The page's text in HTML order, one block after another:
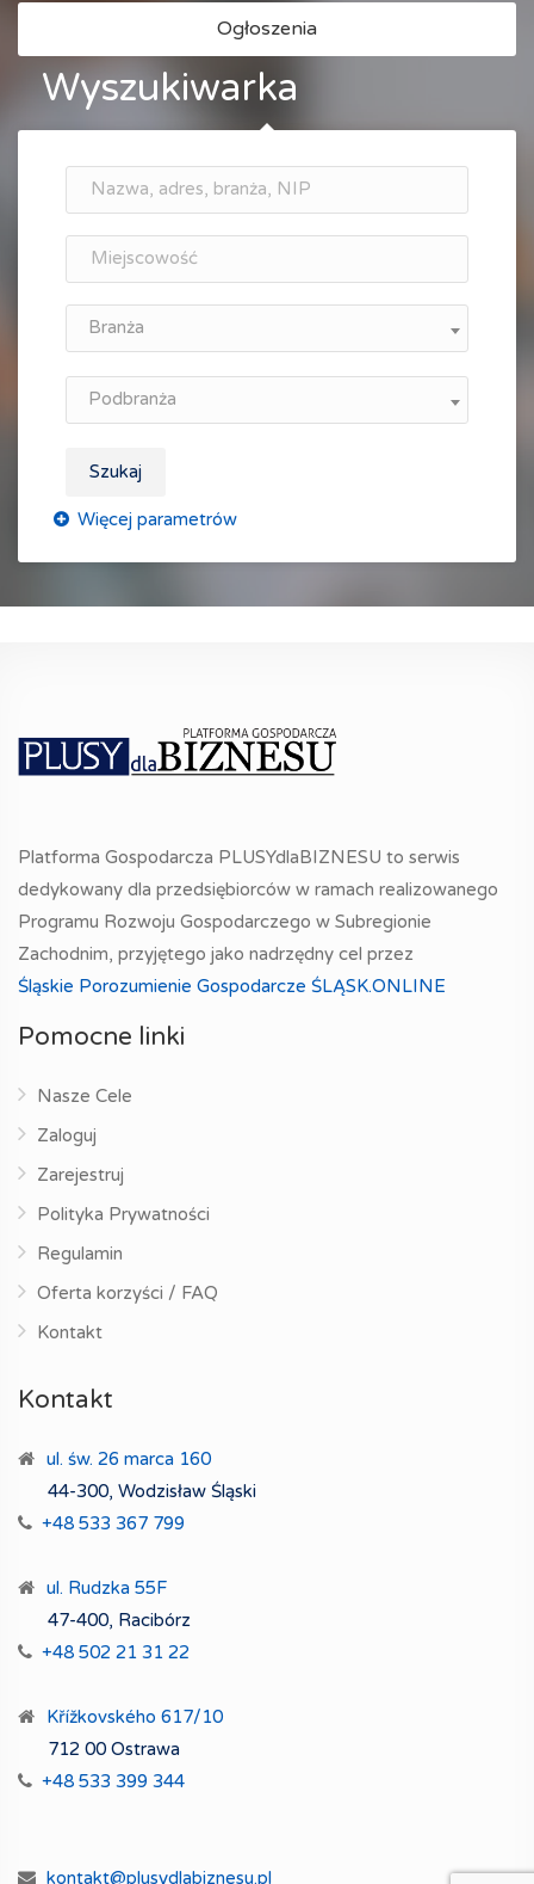
Ogłoszenia
Wyszukiwarka
Branża
Podbranża
Szukaj
Platforma Gospodarcza PLUSYdlaBIZNESU to serwis
dedykowany dla przedsiębiorców w ramach realizowanego
Programu Rozwoju Gospodarczego w Subregionie
Zachodnim, przyjętego jako nadrzędny cel przez
Śląskie Porozumienie Gospodarcze ŚLĄSK.ONLINE
Pomocne linki
Nasze Cele
Zaloguj
Zarejestruj
Polityka Prywatności
Regulamin
Oferta korzyści / FAQ
Kontakt
Kontakt
ul. św. 26 marca 160
44-300, Wodzisław Śląski
+48 533 367 799
ul. Rudzka 55F
47-400, Racibórz
+48 502 21 31 22
Křížkovského 617/10
712 00 Ostrawa
+48 533 399 344
kontakt@plusydlabiznesu.pl